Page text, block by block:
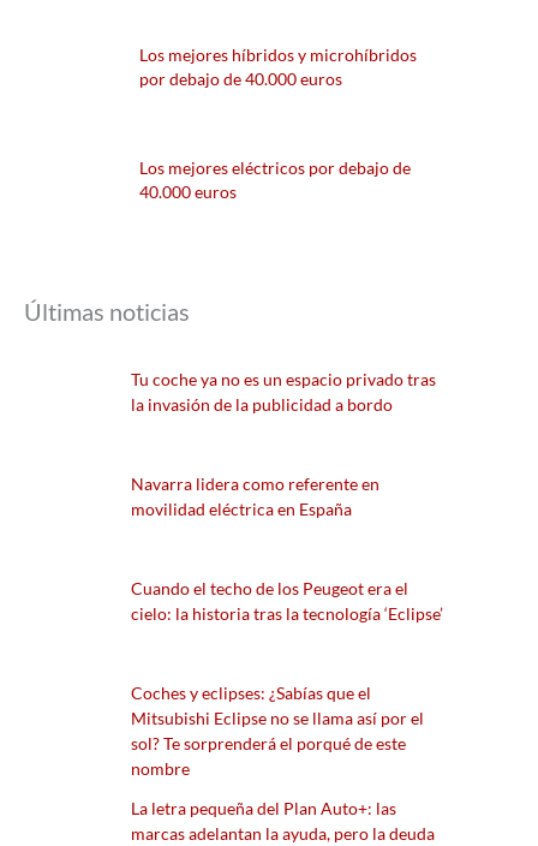
Los mejores híbridos y microhíbridos
por debajo de 40.000 euros
Los mejores eléctricos por debajo de
40.000 euros
Últimas noticias
Tu coche ya no es un espacio privado tras
la invasión de la publicidad a bordo
Navarra lidera como referente en
movilidad eléctrica en España
Cuando el techo de los Peugeot era el
cielo: la historia tras la tecnología ‘Eclipse’
Coches y eclipses: ¿Sabías que el
Mitsubishi Eclipse no se llama así por el
sol? Te sorprenderá el porqué de este
nombre
La letra pequeña del Plan Auto+: las
marcas adelantan la ayuda, pero la deuda